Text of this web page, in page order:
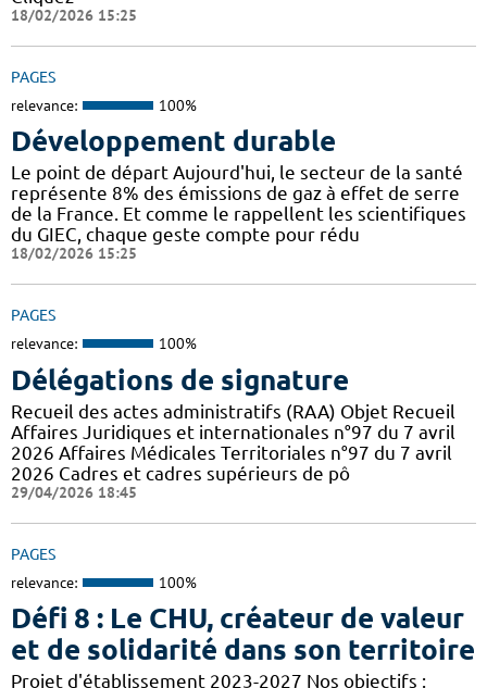
18/02/2026 15:25
PAGES
relevance: 100%
Développement durable
Le point de départ Aujourd'hui, le secteur de la santé
représente 8% des émissions de gaz à effet de serre
de la France. Et comme le rappellent les scientifiques
du GIEC, chaque geste compte pour rédu
18/02/2026 15:25
PAGES
relevance: 100%
Délégations de signature
Recueil des actes administratifs (RAA) Objet Recueil
Affaires Juridiques et internationales n°97 du 7 avril
2026 Affaires Médicales Territoriales n°97 du 7 avril
2026 Cadres et cadres supérieurs de pô
29/04/2026 18:45
PAGES
relevance: 100%
Défi 8 : Le CHU, créateur de valeur
et de solidarité dans son territoire
Projet d'établissement 2023-2027 Nos objectifs :